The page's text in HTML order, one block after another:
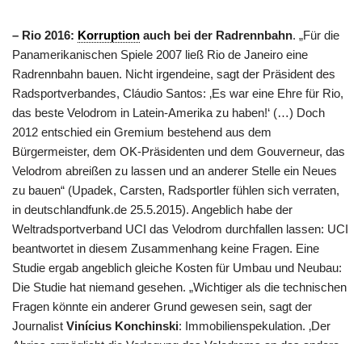
– Rio 2016: Korruption auch bei der Radrennbahn. „Für die
Panamerikanischen Spiele 2007 ließ Rio de Janeiro eine
Radrennbahn bauen. Nicht irgendeine, sagt der Präsident des
Radsportverbandes, Cláudio Santos: ‚Es war eine Ehre für Rio,
das beste Velodrom in Latein-Amerika zu haben!‘ (…) Doch
2012 entschied ein Gremium bestehend aus dem
Bürgermeister, dem OK-Präsidenten und dem Gouverneur, das
Velodrom abreißen zu lassen und an anderer Stelle ein Neues
zu bauen“ (Upadek, Carsten, Radsportler fühlen sich verraten,
in deutschlandfunk.de 25.5.2015). Angeblich habe der
Weltradsportverband UCI das Velodrom durchfallen lassen: UCI
beantwortet in diesem Zusammenhang keine Fragen. Eine
Studie ergab angeblich gleiche Kosten für Umbau und Neubau:
Die Studie hat niemand gesehen. „Wichtiger als die technischen
Fragen könnte ein anderer Grund gewesen sein, sagt der
Journalist Vinícius Konchinski: Immobilienspekulation. ‚Der